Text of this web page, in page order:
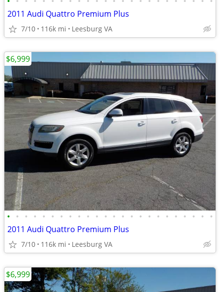
2011 Audi Quattro Premium Plus
7/10 116k mi Leesburg VA
• • • • • • • • • • • • • • • • • • • • • • • •
2011 Audi Quattro Premium Plus
7/10 116k mi Leesburg VA
$6,999
$6,999